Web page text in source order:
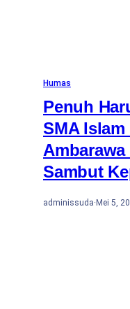
Humas
Penuh
SMA
Sambut
adminissuda· Mei 5,